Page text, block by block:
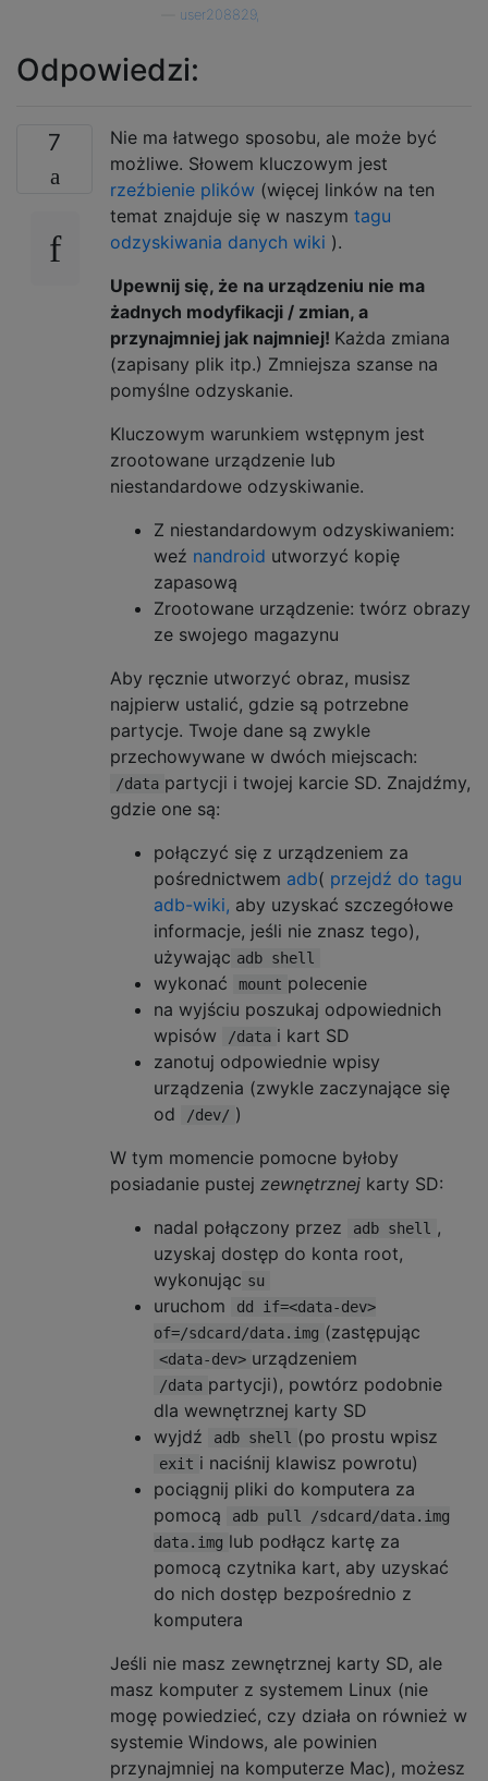
user208829,
Odpowiedzi:
7
Nie ma łatwego sposobu, ale może być
możliwe. Słowem kluczowym jest
rzeźbienie plików (więcej linków na ten
temat znajduje się w naszym tagu
odzyskiwania danych wiki ).
Upewnij się, że na urządzeniu nie ma
żadnych modyfikacji / zmian, a
przynajmniej jak najmniej! Każda zmiana
(zapisany plik itp.) Zmniejsza szanse na
pomyślne odzyskanie.
Kluczowym warunkiem wstępnym jest
zrootowane urządzenie lub
niestandardowe odzyskiwanie.
Z niestandardowym odzyskiwaniem:
weź nandroid utworzyć kopię
zapasową
Zrootowane urządzenie: twórz obrazy
ze swojego magazynu
Aby ręcznie utworzyć obraz, musisz
najpierw ustalić, gdzie są potrzebne
partycje. Twoje dane są zwykle
przechowywane w dwóch miejscach:
/data partycji i twojej karcie SD. Znajdźmy,
gdzie one są:
połączyć się z urządzeniem za
pośrednictwem adb( przejdź do tagu
adb-wiki, aby uzyskać szczegółowe
informacje, jeśli nie znasz tego),
używając adb shell
wykonać mount polecenie
na wyjściu poszukaj odpowiednich
wpisów
/data i kart SD
zanotuj odpowiednie wpisy
urządzenia (zwykle zaczynające się
od
/dev/ )
W tym momencie pomocne byłoby
posiadanie pustej zewnętrznej karty SD:
nadal połączony przez
adb shell
,
uzyskaj dostęp do konta root,
wykonując su
uruchom
dd if=<data-dev>
of=/sdcard/data.img (zastępując
<data-dev> urządzeniem
/data partycji), powtórz podobnie
dla wewnętrznej karty SD
wyjdź
adb shell (po prostu wpisz
exit i naciśnij klawisz powrotu)
pociągnij pliki do komputera za
pomocą
adb pull /sdcard/data.img
data.img lub podłącz kartę za
pomocą czytnika kart, aby uzyskać
do nich dostęp bezpośrednio z
komputera
Jeśli nie masz zewnętrznej karty SD, ale
masz komputer z systemem Linux (nie
mogę powiedzieć, czy działa on również w
systemie Windows, ale powinien
przynajmniej na komputerze Mac), możesz